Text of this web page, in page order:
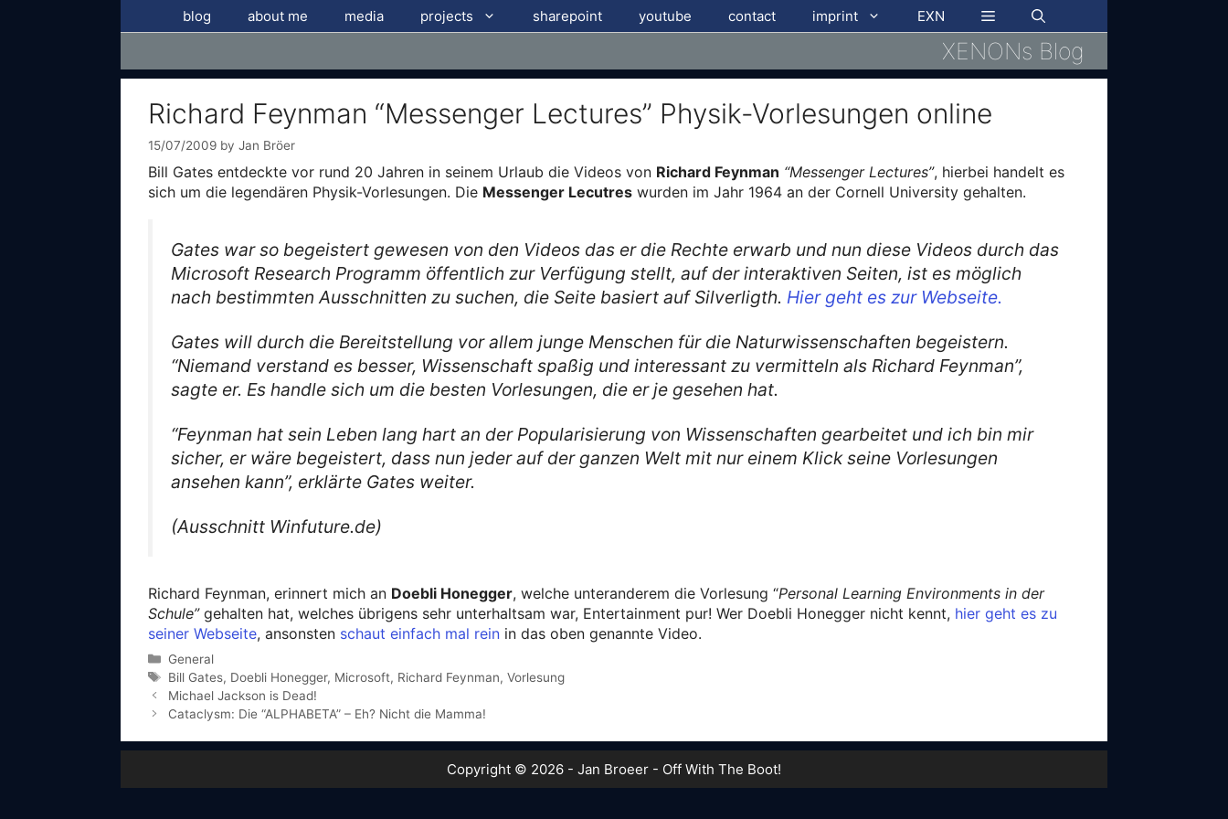
blog about me media projects sharepoint youtube contact imprint EXN
XENONs Blog
Richard Feynman “Messenger Lectures” Physik-Vorlesungen online
15/07/2009 by Jan Bröer
Bill Gates entdeckte vor rund 20 Jahren in seinem Urlaub die Videos von Richard Feynman “Messenger Lectures”, hierbei handelt es
sich um die legendären Physik-Vorlesungen. Die Messenger Lecutres wurden im Jahr 1964 an der Cornell University gehalten.
Gates war so begeistert gewesen von den Videos das er die Rechte erwarb und nun diese Videos durch das
Microsoft Research Programm öffentlich zur Verfügung stellt, auf der interaktiven Seiten, ist es möglich
nach bestimmten Ausschnitten zu suchen, die Seite basiert auf Silverligth. Hier geht es zur Webseite.
Gates will durch die Bereitstellung vor allem junge Menschen für die Naturwissenschaften begeistern.
“Niemand verstand es besser, Wissenschaft spaßig und interessant zu vermitteln als Richard Feynman”,
sagte er. Es handle sich um die besten Vorlesungen, die er je gesehen hat.
“Feynman hat sein Leben lang hart an der Popularisierung von Wissenschaften gearbeitet und ich bin mir
sicher, er wäre begeistert, dass nun jeder auf der ganzen Welt mit nur einem Klick seine Vorlesungen
ansehen kann”, erklärte Gates weiter.
(Ausschnitt Winfuture.de)
Richard Feynman, erinnert mich an Doebli Honegger, welche unteranderem die Vorlesung “Personal Learning Environments in der
Schule”gehalten hat, welches übrigens sehr unterhaltsam war, Entertainment pur! Wer Doebli Honegger nicht kennt, hier geht es zu
seiner Webseite, ansonsten schaut einfach mal rein in das oben genannte Video.
Categories
General
Tags
Bill Gates, Doebli Honegger, Microsoft, Richard Feynman, Vorlesung
Michael Jackson is Dead!
Cataclysm: Die “ALPHABETA” – Eh? Nicht die Mamma!
Copyright © 2026 - Jan Broeer - Off With The Boot!